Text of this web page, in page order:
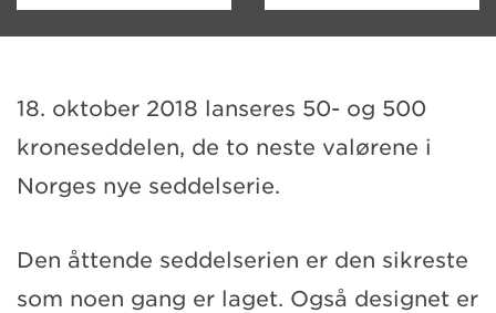
18. oktober 2018 lanseres 50- og 500
kroneseddelen, de to neste valørene i
Norges nye seddelserie.
Den åttende seddelserien er den sikreste
som noen gang er laget. Også designet er